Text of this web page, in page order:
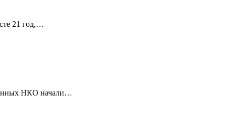
21 год,…
НКО начали…